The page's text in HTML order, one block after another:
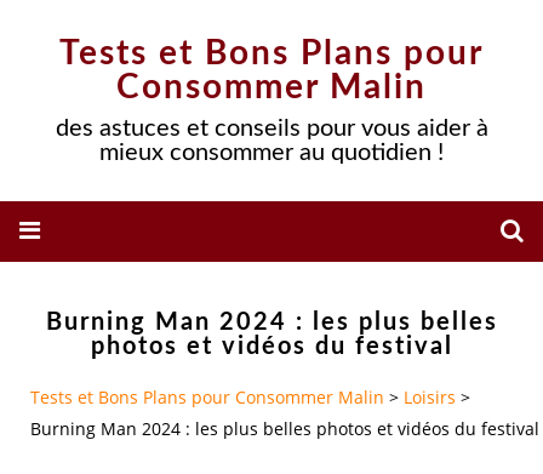
Tests et Bons Plans pour
Consommer Malin
des astuces et conseils pour vous aider à
mieux consommer au quotidien !
Burning Man 2024 : les plus belles
photos et vidéos du festival
Tests et Bons Plans pour Consommer Malin > Loisirs >
Burning Man 2024 : les plus belles photos et vidéos du festival